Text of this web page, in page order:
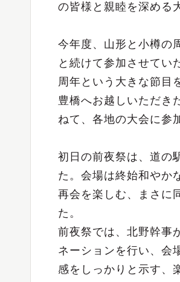
の皆様と親睦を深める
今年度、山形と小樽の
と続けて参加させてい
周年という大きな節目
豊橋へお越しいただき
ねて、各地の大会に参
初日の前夜祭は、道の
た。会場は終始和やか
再会を楽しむ、まさに
た。
前夜祭では、北野幹事
ネーションを行い、会
感をしっかりと示す、